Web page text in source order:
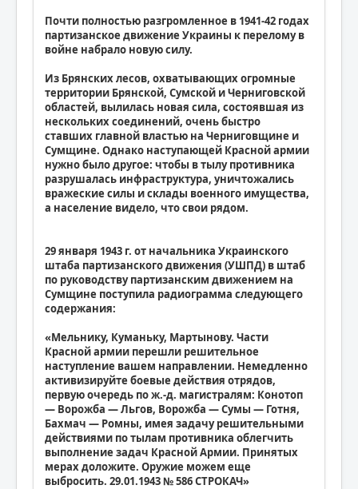
Почти полностью разгромленное в 1941-42 годах
партизанское движение Украины к перелому в
войне набрало новую силу.
Из Брянских лесов, охватывающих огромные
территории Брянской, Сумской и Черниговской
областей, вылилась новая сила, состоявшая из
нескольких соединений, очень быстро
ставших главной властью на Черниговщине и
Сумщине. Однако наступающей Красной армии
нужно было другое: чтобы в тылу противника
разрушалась инфраструктура, уничтожались
вражеские силы и склады военного имущества,
а население видело, что свои рядом.
29 января 1943 г. от начальника Украинского
штаба партизанского движения (УШПД) в штаб
по руководству партизанским движением на
Сумщине поступила радиограмма следующего
содержания:
«Мельнику, Куманьку, Мартынову. Части
Красной армии перешли решительное
наступление вашем направлении. Немедленно
активизируйте боевые действия отрядов,
первую очередь по ж.-д. магистралям: Конотоп
— Ворожба — Льгов, Ворожба — Сумы — Готня,
Бахмач — Ромны, имея задачу решительными
действиями по тылам противника облегчить
выполнение задач Красной Армии. Принятых
мерах доложите. Оружие можем еще
выбросить. 29.01.1943 № 586 СТРОКАЧ»